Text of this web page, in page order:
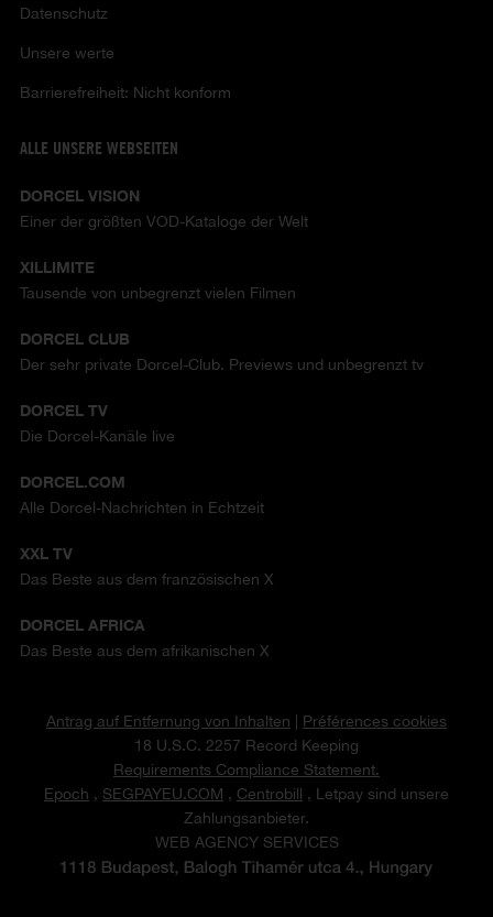
Datenschutz
Unsere werte
Barrierefreiheit: Nicht konform
ALLE UNSERE WEBSEITEN
DORCEL VISION
Einer der größten VOD-Kataloge der Welt
XILLIMITE
Tausende von unbegrenzt vielen Filmen
DORCEL CLUB
Der sehr private Dorcel-Club. Previews und unbegrenzt tv
DORCEL TV
Die Dorcel-Kanäle live
DORCEL.COM
Alle Dorcel-Nachrichten in Echtzeit
XXL TV
Das Beste aus dem französischen X
DORCEL AFRICA
Das Beste aus dem afrikanischen X
Antrag auf Entfernung von Inhalten | Préférences cookies
18 U.S.C. 2257 Record Keeping
Requirements Compliance Statement.
Epoch , SEGPAYEU.COM , Centrobill , Letpay sind unsere
Zahlungsanbieter.
WEB AGENCY SERVICES